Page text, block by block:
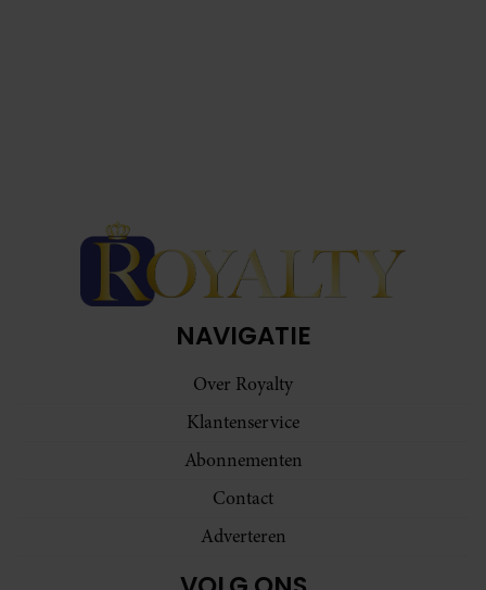
NAVIGATIE
Over Royalty
Klantenservice
Abonnementen
Contact
Adverteren